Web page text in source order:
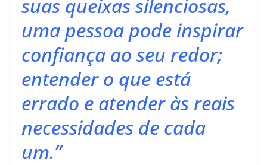
suas queixas silenciosas,
uma pessoa pode inspirar
confiança ao seu redor;
entender o que está
errado e atender às reais
necessidades de cada
um.”